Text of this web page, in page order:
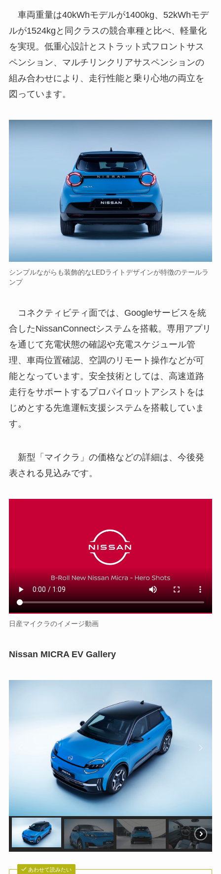
車両重量は40kWhモデルが1400kg、52kWhモデ
ルが1524kgと同クラスの競合車種と比べ、軽量化
を実現。低重心設計とストラット式フロントサス
ペンション、マルチリンクリアサスペンションの
組み合わせにより、走行性能と乗り心地の両立を
図っています。
シンプルながらも装飾的なLEDライトデザインが特徴のテールラ
ンプ
コネクティビティ面では、Googleサービスを統
合したNissanConnectシステムを搭載。専用アプリ
を通じて充電状態の確認や充電スケジュール管
理、車両位置確認、空調のリモート操作などが可
能となっています。安全技術としては、高速道路
走行をサポートするプロパイロットアシストをは
じめとする先進運転支援システムを搭載していま
す。
新型「マイクラ」の価格などの詳細は、今後発
表される見込みです。
日産マイクラのイメージ動画
Nissan MICRA EV Gallery
あわせて読みたい